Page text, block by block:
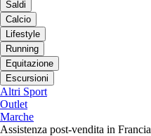
Saldi
Calcio
Lifestyle
Running
Equitazione
Escursioni
Altri Sport
Outlet
Marche
Assistenza post-vendita in Francia